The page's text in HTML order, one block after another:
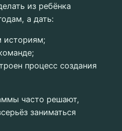
из ребёнка
а дать:
историям;
процесс создания
часто решают,
заниматься